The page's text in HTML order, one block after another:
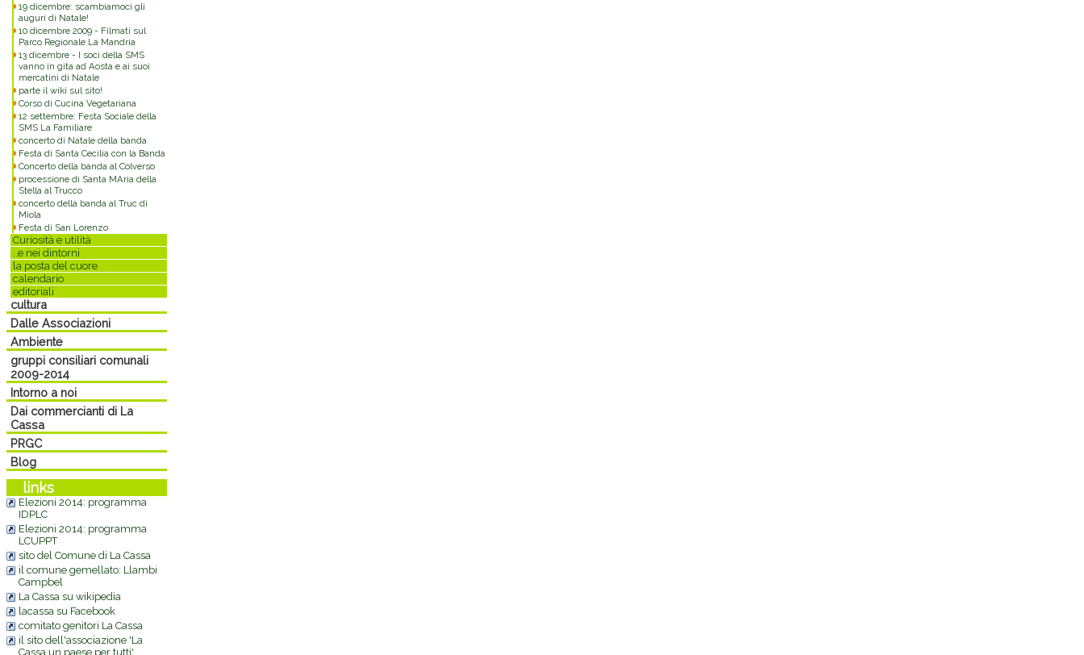
19 dicembre: scambiamoci gli
auguri di Natale!
10 dicembre 2009 - Filmati sul
Parco Regionale La Mandria
13 dicembre - I soci della SMS
vanno in gita ad Aosta e ai suoi
mercatini di Natale
parte il wiki sul sito!
Corso di Cucina Vegetariana
12 settembre: Festa Sociale della
SMS La Familiare
concerto di Natale della banda
Festa di Santa Cecilia con la Banda
Concerto della banda al Colverso
processione di Santa MAria della
Stella al Trucco
concerto della banda al Truc di
Miola
Festa di San Lorenzo
Curiosità e utilità
..e nei dintorni
la posta del cuore
calendario
editoriali
cultura
Dalle Associazioni
Ambiente
gruppi consiliari comunali
2009-2014
Intorno a noi
Dai commercianti di La
Cassa
PRGC
Blog
links
Elezioni 2014: programma
IDPLC
Elezioni 2014: programma
LCUPPT
sito del Comune di La Cassa
il comune gemellato: Llambi
Campbel
La Cassa su wikipedia
lacassa su Facebook
comitato genitori La Cassa
il sito dell'associazione 'La
Cassa un paese per tutti'